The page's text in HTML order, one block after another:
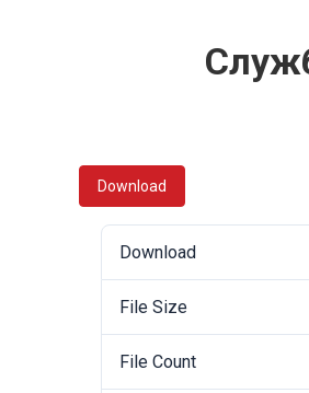
Download
Download
File Size
File Count